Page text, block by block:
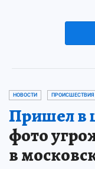
НОВОСТИ ПРОИСШЕСТВИЯ
Пришел в
фото
в